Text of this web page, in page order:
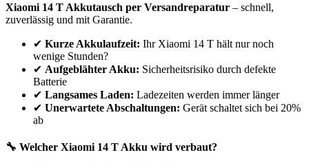
Xiaomi 14 T Akkutausch per Versandreparatur – schnell,
zuverlässig und mit Garantie.
✔ Kurze Akkulaufzeit: Ihr Xiaomi 14 T hält nur noch
wenige Stunden?
✔ Aufgeblähter Akku: Sicherheitsrisiko durch defekte
Batterie
✔ Langsames Laden: Ladezeiten werden immer länger
✔ Unerwartete Abschaltungen: Gerät schaltet sich bei 20%
ab
🔧 Welcher Xiaomi 14 T Akku wird verbaut?